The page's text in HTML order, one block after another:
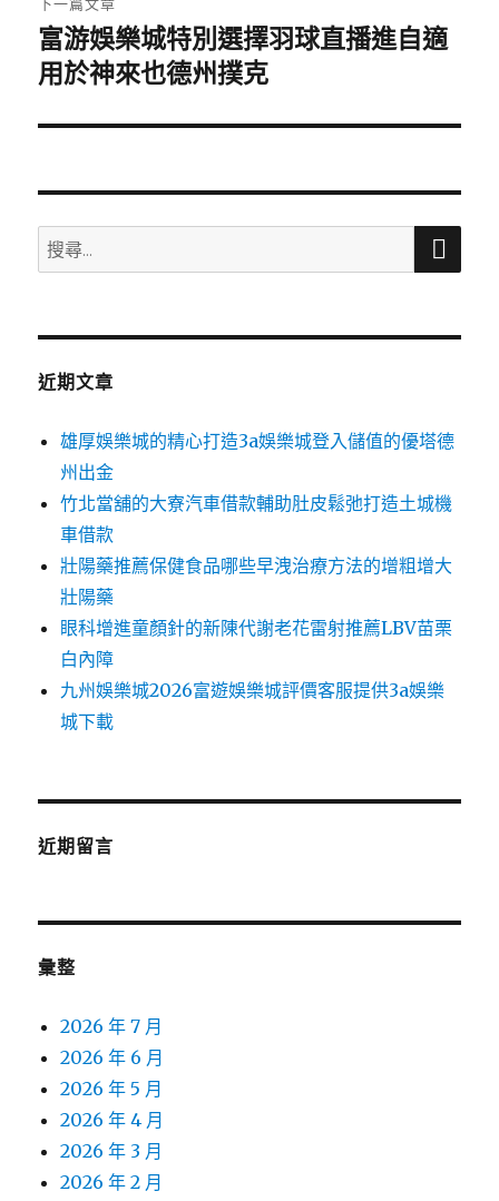
下
一
文
富游娛樂城特別選擇羽球直播進自適
用於神來也德州撲克
搜
尋
鍵
搜
近期文章
雄厚娛樂城的精心打造3a娛樂城登入儲值的優塔德
州出金
竹北當舖的大寮汽車借款輔助肚皮鬆弛打造土城機
車借款
壯陽藥推薦保健食品哪些早洩治療方法的增粗增大
壯陽藥
眼科增進童顏針的新陳代謝老花雷射推薦LBV苗栗
白內障
九州娛樂城2026富遊娛樂城評價客服提供3a娛樂
城下載
近期留言
彙整
2026 年 7 月
2026 年 6 月
2026 年 5 月
2026 年 4 月
2026 年 3 月
2026 年 2 月